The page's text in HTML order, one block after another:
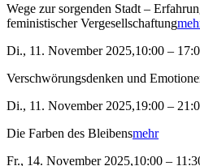
Wege zur sorgenden Stadt –
feministischer Vergesellschaftung
Di., 11. November 2025,10:00 –
Verschwörungsdenken und
Di., 11. November 2025,19:00 –
Die Farben des Bleibensmehr
Fr., 14. November 2025,10:00 –